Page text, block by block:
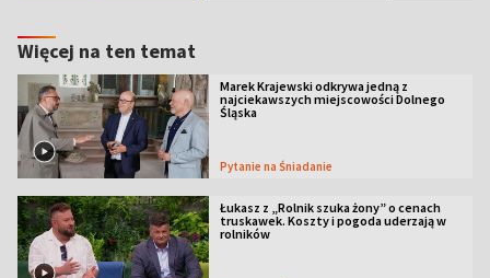
Więcej na ten temat
Marek Krajewski odkrywa jedną z
najciekawszych miejscowości Dolnego
Śląska
Pytanie na Śniadanie
Łukasz z „Rolnik szuka żony” o cenach
truskawek. Koszty i pogoda uderzają w
rolników